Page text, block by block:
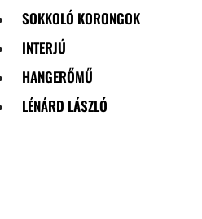
SOKKOLÓ KORONGOK
INTERJÚ
HANGERŐMŰ
LÉNÁRD LÁSZLÓ